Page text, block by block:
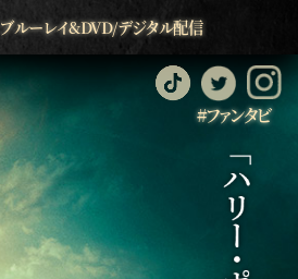
ブルーレイ&DVD/デジタル配信
#ファンタビ